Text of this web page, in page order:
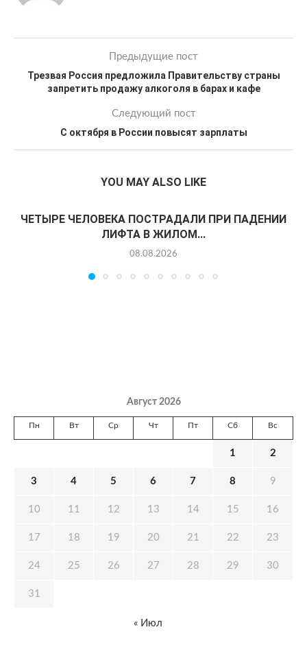
Предыдущие пост
Трезвая Россия предложила Правительству страны
запретить продажу алкоголя в барах и кафе
Следующий пост
С октября в России повысят зарплаты
YOU MAY ALSO LIKE
ЧЕТЫРЕ ЧЕЛОВЕКА ПОСТРАДАЛИ ПРИ ПАДЕНИИ
ЛИФТА В ЖИЛОМ...
08.08.2026
Август 2026
Пн Вт Ср Чт Пт Сб Вс
1 2
3 4 5 6 7 8 9
10 11 12 13 14 15 16
17 18 19 20 21 22 23
24 25 26 27 28 29 30
31
« Июл